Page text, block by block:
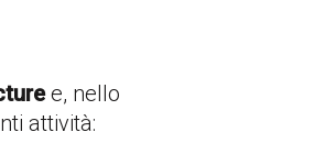
e, nello
attività: